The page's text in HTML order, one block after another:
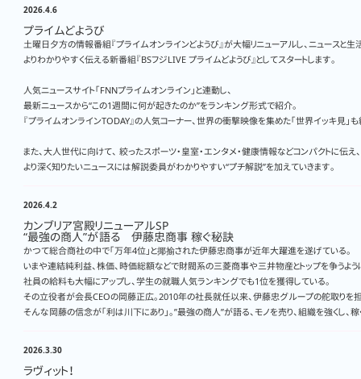
2026.4.6
プライムどようび
土曜日夕方の情報番組『プライムオンラインどようび』が大幅リニューアルし、ニュースと生
よりわかりやすく伝える新番組『BSフジLIVE プライムどようび』としてスタートします。
人気ニュースサイト「FNNプライムオンライン」と連動し、
最新ニュースから“この1週間に何が起きたのか”をランキング形式で紹介。
『プライムオンラインTODAY』の人気コーナー、世界の衝撃映像を集めた「世界イッキ見」
また、大人世代に向けて、 絞ったスポーツ・皇室・エンタメ・健康情報などコンパクトに伝え、
より深く知りたいニュースには解説委員がわかりやすい“プチ解説”を加えていきます。
2026.4.2
カンブリア宮殿リニューアルSP
“最強の商人”が語る 伊藤忠商事 稼ぐ秘訣
かつて総合商社の中で「万年4位」と揶揄された伊藤忠商事が近年大躍進を遂げている。
いまや連結純利益、株価、時価総額などで財閥系の三菱商事や三井物産とトップを争うよう
社員の給料も大幅にアップし、学生の就職人気ランキングでも1位を獲得している。
その立役者が会長CEOの岡藤正広。2010年の社長就任以来、伊藤忠グループの舵取りを
そんな岡藤の信念が「利は川下にあり」。”最強の商人”が語る、モノを売り、組織を強くし、
2026.3.30
ラヴィット！